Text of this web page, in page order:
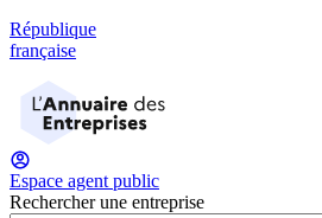
République
française
Espace agent public
Rechercher une entreprise